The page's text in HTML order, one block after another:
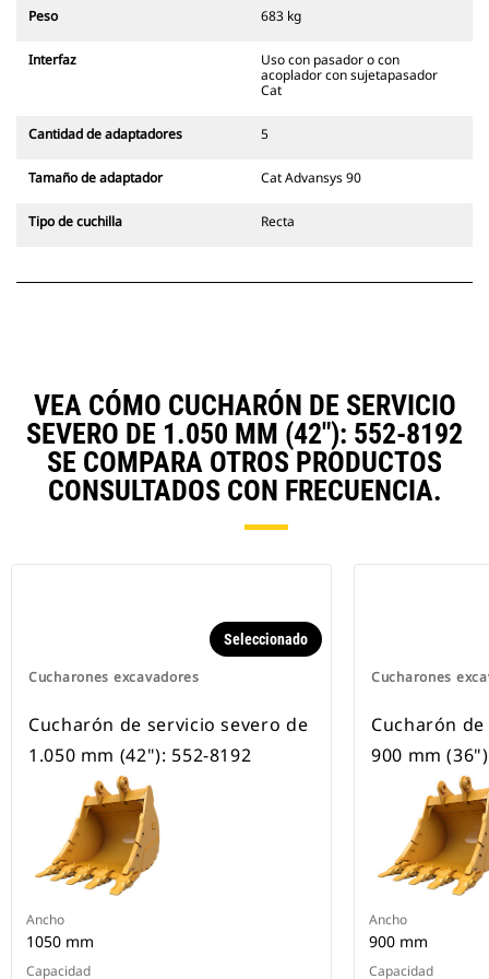
operador.
Cat son compatibles con las
Excavadoras de Cadenas 311-352 y
ruedas. También hay acopladores
disponibles.
sistema acoplador especializado
especializados CW cuentan con un
CW disponibles para todas las
excavadoras de ruedas y cadenas.
Peso 683 kg
Interfaz
Uso con pasador o con
acoplador con sujetapasador
Cat
Cantidad de adaptadores 5
Tamaño de adaptador Cat Advansys 90
Tipo de cuchilla Recta
VEA CÓMO CUCHARÓN DE SERVICIO
SEVERO DE 1.050 MM (42"): 552-8192
SE COMPARA OTROS PRODUCTOS
CONSULTADOS CON FRECUENCIA.
Cucharones excavadores
Seleccionado
Cucharón de servicio severo de
1.050 mm (42"): 552-8192
Ancho
1050 mm
Capacidad
Cucharones
Cucharón
900 mm
Ancho
900 mm
Capacidad